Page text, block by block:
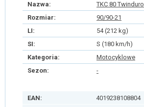
Nazwa:
TKC 80 Twinduro
Rozmiar:
90/90-21
LI:
54 (212 kg)
SI:
S (180 km/h)
Kategoria:
Motocyklowe
Sezon:
-
EAN:
4019238108804